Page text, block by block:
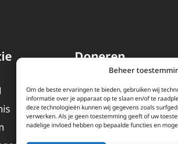
Beheer
Om de beste ervaringen te bieden, gebruiken wij
informatie over je apparaat op te slaan en/of te
deze technologieën kunnen wij gegevens zoals
verwerken. Als je geen toestemming geeft of uw
nadelige invloed hebben op bepaalde functies en
Doneren
EWTN wordt uitsluitend
gefinancierd door uw
Wij ontvangen bewust geen
advertentie-inkomsten of
kerkelijke financiele